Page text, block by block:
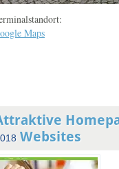
Maps
Websites